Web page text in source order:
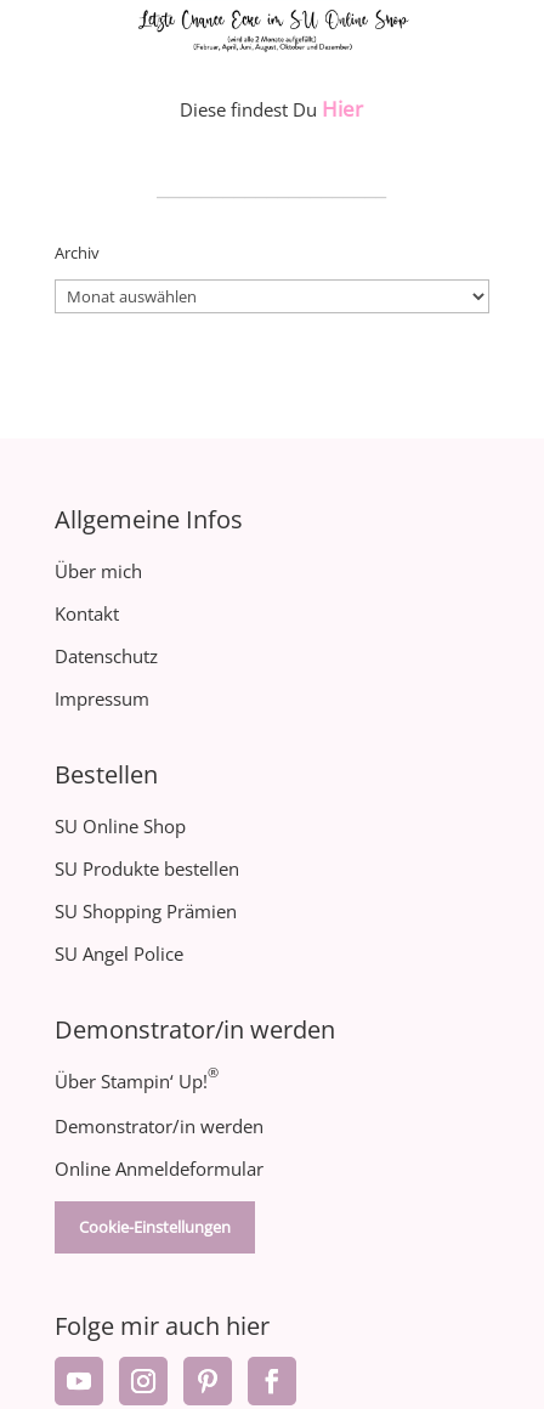
Diese findest Du Hier
Archiv
Archiv
Allgemeine Infos
Über mich
Kontakt
Datenschutz
Impressum
Bestellen
SU Online Shop
SU Produkte bestellen
SU Shopping Prämien
SU Angel Police
Demonstrator/in werden
Über Stampin‘ Up!®
Demonstrator/in werden
Online Anmeldeformular
Cookie-Einstellungen
Folge mir auch hier